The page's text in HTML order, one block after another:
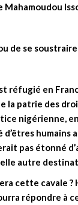
de se
réfugié en
la patrie des
nigérienne,
humains
pas étonné
autre
cette cavale ?
répondre à